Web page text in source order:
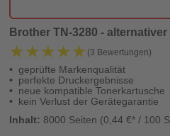
Brother TN-3280 -
★★★★★
★★★★★ (3 Bewertungen)
geprüfte Markenqualität
perfekte Druckergebnisse
neue kompatible Tonerkartusche
kein Verlust der Gerätegarantie
Inhalt: 8000 Seiten (0,44 €* / 100